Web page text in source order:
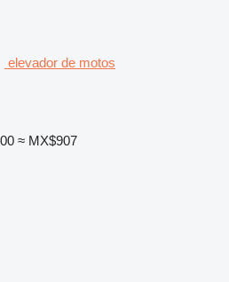
elevador de motos
≈ MX$907